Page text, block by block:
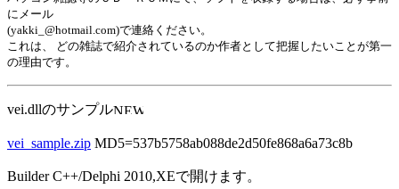
にメール
(yakki_@hotmail.com)で連絡ください。
これは、 どの雑誌で紹介されているのか作者として把握したいことが第一
の理由です。
vei.dllのサンプル
vei_sample.zip MD5=537b5758ab088de2d50fe868a6a73c8b
Builder C++/Delphi 2010,XEで開けます。